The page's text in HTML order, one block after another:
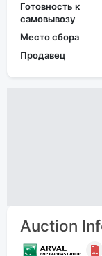
Готовность к
самовывозу
Место сбора
Продавец
Auction